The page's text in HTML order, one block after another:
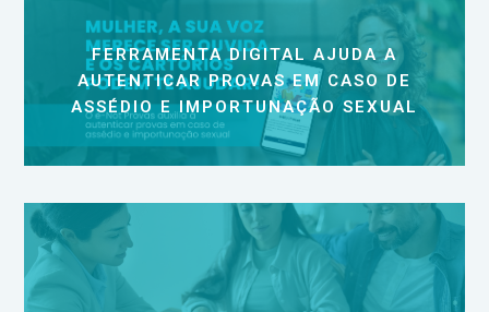
FERRAMENTA DIGITAL AJUDA A
AUTENTICAR PROVAS EM CASO DE
ASSÉDIO E IMPORTUNAÇÃO SEXUAL